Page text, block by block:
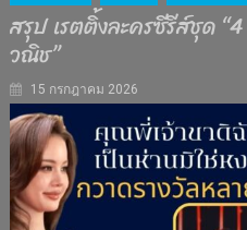
สรุป เรตติ้งละครซีรีส์ชุด
วณิช”
15 กรกฎาคม 2026